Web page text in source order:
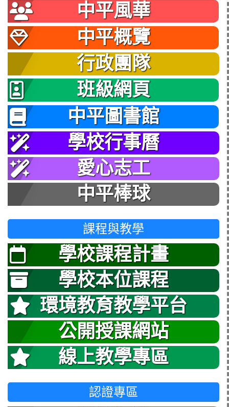
中平風華
中平概覽
行政團隊
班級網頁
中平圖書館
學校行事曆
愛心志工
中平棒球
課程與教學
學校課程計畫
學校本位課程
環境教育教學平台
公開授課網站
線上教學專區
認證專區